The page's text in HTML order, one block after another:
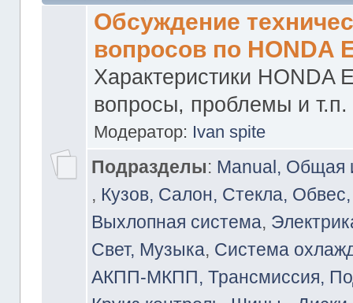
Обсуждение
вопросов по HONDA
Характеристики HONDA
вопросы, проблемы и т.п.
Модератор: Ivan spite
Подразделы: Manual,
, Кузов, Салон, Стекла,
Выхлопная система,
Свет, Музыка, Система
АКПП-МКПП, Трансмиссия,